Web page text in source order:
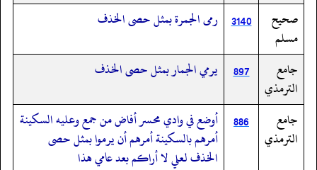
صحيح
مسلم
3140 رمى الجمرة بمثل حصى الخذف
جامع
الترمذي
897 يرمي الجمار بمثل حصى الخذف
جامع
الترمذي
886
أوضع في وادي محسر أفاض من جمع وعليه السكينة
أمرهم بالسكينة أمرهم أن يرموا بمثل حصى
الخذف لعلي لا أراكم بعد عامي هذا